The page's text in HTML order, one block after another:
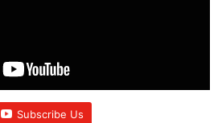
Subscribe Us